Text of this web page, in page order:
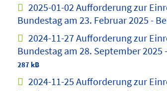
2025-01-02 Aufforderung zur
Bundestag am 23. Februar 2025 -
2024-11-27 Aufforderung zur
Bundestag am 28. September
287 kB
2024-11-25 Aufforderung zur